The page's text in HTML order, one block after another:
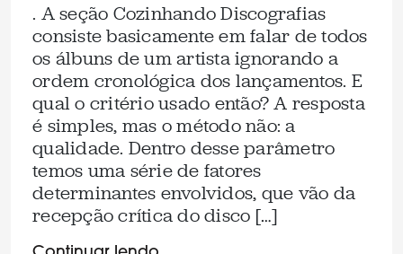
. A seção Cozinhando Discografias
consiste basicamente em falar de todos
os álbuns de um artista ignorando a
ordem cronológica dos lançamentos. E
qual o critério usado então? A resposta
é simples, mas o método não: a
qualidade. Dentro desse parâmetro
temos uma série de fatores
determinantes envolvidos, que vão da
recepção crítica do disco […]